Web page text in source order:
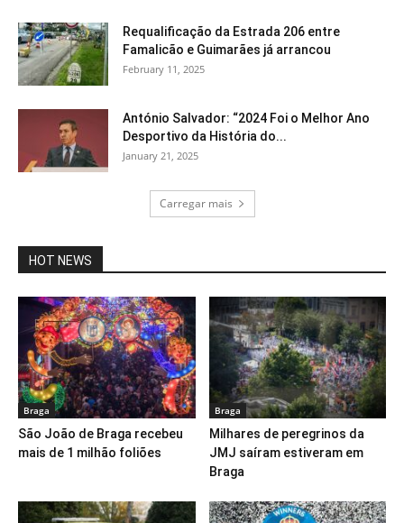
Requalificação da Estrada 206 entre
Famalicão e Guimarães já arrancou
February 11, 2025
António Salvador: “2024 Foi o Melhor Ano
Desportivo da História do...
January 21, 2025
Carregar mais
HOT NEWS
Braga
São João de Braga recebeu
mais de 1 milhão foliões
Braga
Milhares de peregrinos da
JMJ saíram estiveram em
Braga